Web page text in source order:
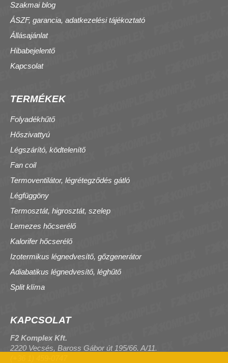
Szakmai blog
ÁSZF, garancia, adatkezelési tájékoztató
Állásajánlat
Hibabejelentő
Kapcsolat
TERMÉKEK
Folyadékhűtő
Hőszivattyú
Légszárító, ködtelenítő
Fan coil
Termoventilátor, légrétegződés gátló
Légfüggöny
Termosztát, higrosztát, szelep
Lemezes hőcserélő
Kalorifer hőcserélő
Izotermikus légnedvesítő, gőzgenerátor
Adiabatikus légnedvesítő, léghűtő
Split klíma
KAPCSOLAT
F2 Komplex Kft.
2220 Vecsés, Baross Gábor út 195/66. A/11.